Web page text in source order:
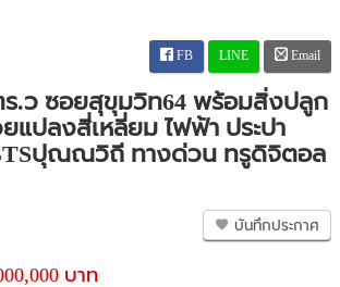
FB LINE Email
ร.ว ซอยสุขุมวิท64 พร้อมสิ่งปลูก
แปลงสี่เหลี่ยม ไฟฟ้า ประปา
ปุณณวิถี ทางด่วน ทรูดิจิตอล
บันทึกประกาศ
บาท